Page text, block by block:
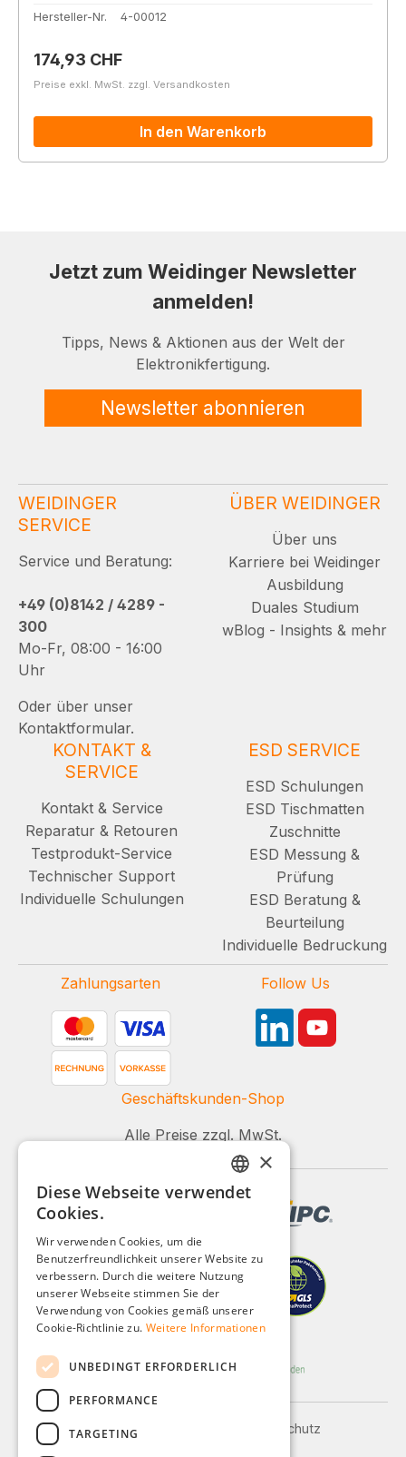
Hersteller-Nr.
4-00012
Regulärer Preis:
174,93 CHF
Preise exkl. MwSt. zzgl. Versandkosten
In den Warenkorb
Jetzt zum Weidinger Newsletter
anmelden!
Tipps, News & Aktionen aus der Welt der
Elektronikfertigung.
Newsletter abonnieren
WEIDINGER
SERVICE
Service und Beratung:
+49 (0)8142 / 4289 -
300
Mo-Fr, 08:00 - 16:00
Uhr
Oder über unser
Kontaktformular.
ÜBER WEIDINGER
Über uns
Karriere bei Weidinger
Ausbildung
Duales Studium
wBlog - Insights & mehr
KONTAKT &
SERVICE
Kontakt & Service
Reparatur & Retouren
Testprodukt-Service
Technischer Support
Individuelle Schulungen
ESD SERVICE
ESD Schulungen
ESD Tischmatten
Zuschnitte
ESD Messung &
Prüfung
ESD Beratung &
Beurteilung
Individuelle Bedruckung
Zahlungsarten Follow Us
Geschäftskunden-Shop
Alle Preise zzgl. MwSt.
Impressum
Datenschutz
GERMAN
FRENCH
DUTCH
×
Diese Webseite verwendet
Cookies.
Wir verwenden Cookies, um die
Benutzerfreundlichkeit unserer Website zu
verbessern. Durch die weitere Nutzung
unserer Webseite stimmen Sie der
Verwendung von Cookies gemäß unserer
Cookie-Richtlinie zu. Weitere Informationen
UNBEDINGT ERFORDERLICH
PERFORMANCE
TARGETING